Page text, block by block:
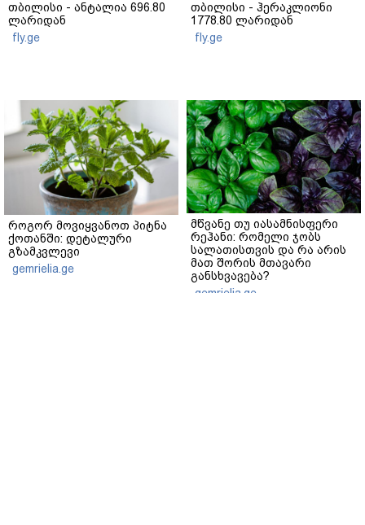
თბილისი - ანტალია 696.80
ლარიდან
fly.ge
თბილისი - ჰერაკლიონი
1778.80 ლარიდან
fly.ge
როგორ მოვიყვანოთ პიტნა
ქოთანში: დეტალური
გზამკვლევი
gemrielia.ge
მწვანე თუ იასამნისფერი
რეჰანი: რომელი ჯობს
სალათისთვის და რა არის
მათ შორის მთავარი
განსხვავება?
gemrielia.ge